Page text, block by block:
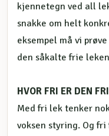
kjennetegn ved all
snakke om helt
eksempel må vi
den såkalte frie
HVOR FRI ER DEN
Med fri lek tenker
voksen styring. Og